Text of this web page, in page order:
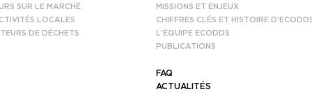
SUR LE MARCHÉ
LOCALES
DE DÉCHETS
MISSIONS ET ENJEUX
CHIFFRES CLÉS ET HISTOIRE
L’ÉQUIPE ECODDS
PUBLICATIONS
FAQ
ACTUALITÉS